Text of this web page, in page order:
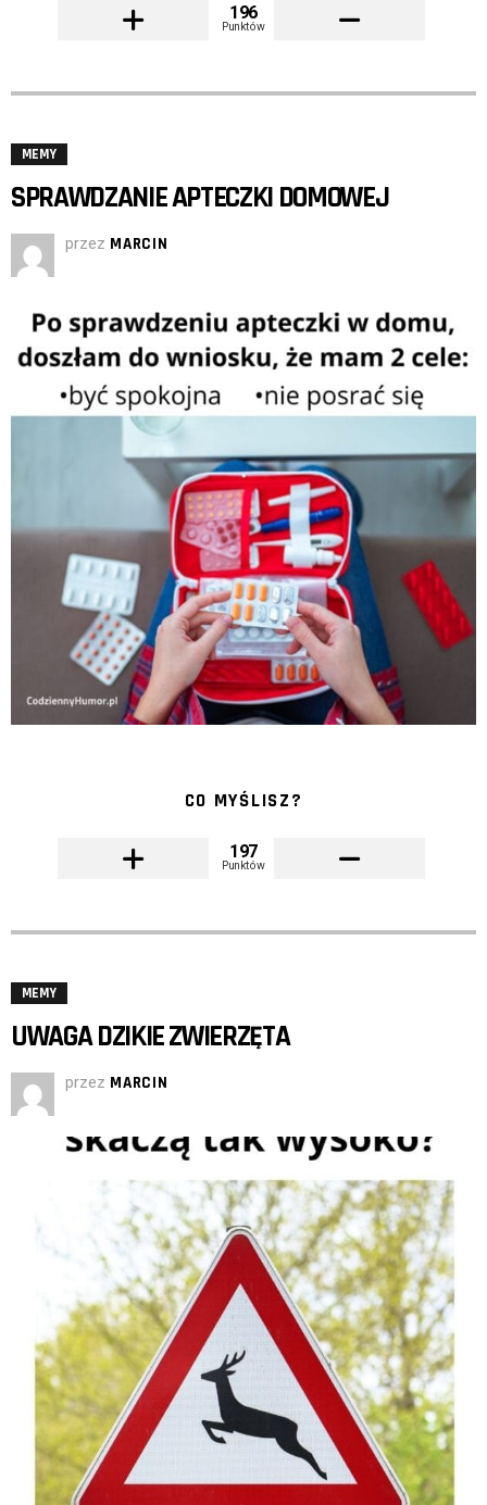
196
Punktów
MEMY
SPRAWDZANIE APTECZKI DOMOWEJ
przez MARCIN
CO MYŚLISZ?
197
Punktów
MEMY
UWAGA DZIKIE ZWIERZĘTA
przez MARCIN